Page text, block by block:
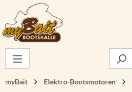
Zum Hauptinhalt springen
myBait Elektro-Bootsmotoren